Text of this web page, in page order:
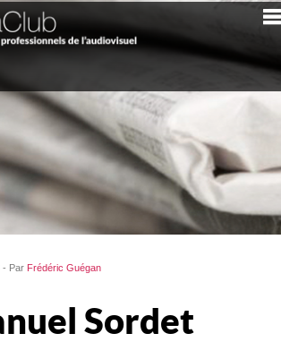
- Par Frédéric Guégan
Sordet